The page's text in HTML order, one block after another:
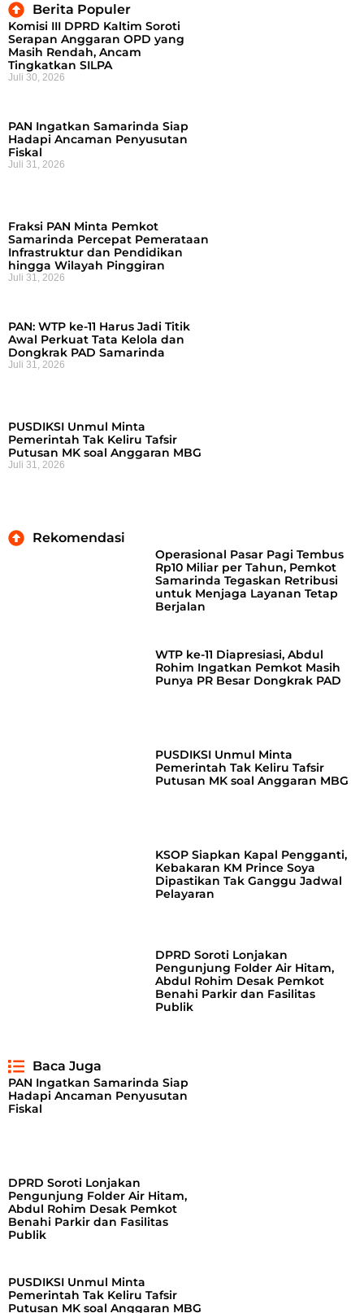
Berita Populer
Komisi III DPRD Kaltim Soroti
Serapan Anggaran OPD yang
Masih Rendah, Ancam
Tingkatkan SILPA
Juli 30, 2026
PAN Ingatkan Samarinda Siap
Hadapi Ancaman Penyusutan
Fiskal
Juli 31, 2026
Fraksi PAN Minta Pemkot
Samarinda Percepat Pemerataan
Infrastruktur dan Pendidikan
hingga Wilayah Pinggiran
Juli 31, 2026
PAN: WTP ke-11 Harus Jadi Titik
Awal Perkuat Tata Kelola dan
Dongkrak PAD Samarinda
Juli 31, 2026
PUSDIKSI Unmul Minta
Pemerintah Tak Keliru Tafsir
Putusan MK soal Anggaran MBG
Juli 31, 2026
Rekomendasi
Operasional Pasar Pagi Tembus
Rp10 Miliar per Tahun, Pemkot
Samarinda Tegaskan Retribusi
untuk Menjaga Layanan Tetap
Berjalan
WTP ke-11 Diapresiasi, Abdul
Rohim Ingatkan Pemkot Masih
Punya PR Besar Dongkrak PAD
PUSDIKSI Unmul Minta
Pemerintah Tak Keliru Tafsir
Putusan MK soal Anggaran MBG
KSOP Siapkan Kapal Pengganti,
Kebakaran KM Prince Soya
Dipastikan Tak Ganggu Jadwal
Pelayaran
DPRD Soroti Lonjakan
Pengunjung Folder Air Hitam,
Abdul Rohim Desak Pemkot
Benahi Parkir dan Fasilitas
Publik
Baca Juga
PAN Ingatkan Samarinda Siap
Hadapi Ancaman Penyusutan
Fiskal
DPRD Soroti Lonjakan
Pengunjung Folder Air Hitam,
Abdul Rohim Desak Pemkot
Benahi Parkir dan Fasilitas
Publik
PUSDIKSI Unmul Minta
Pemerintah Tak Keliru Tafsir
Putusan MK soal Anggaran MBG